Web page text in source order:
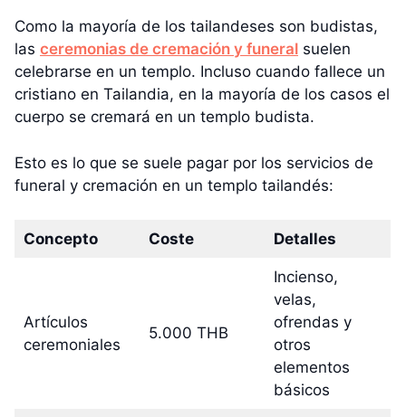
Como la mayoría de los tailandeses son budistas,
las ceremonias de cremación y funeral suelen
celebrarse en un templo. Incluso cuando fallece un
cristiano en Tailandia, en la mayoría de los casos el
cuerpo se cremará en un templo budista.
Esto es lo que se suele pagar por los servicios de
funeral y cremación en un templo tailandés:
Concepto Coste Detalles
Artículos
ceremoniales
5.000 THB
Incienso,
velas,
ofrendas y
otros
elementos
básicos